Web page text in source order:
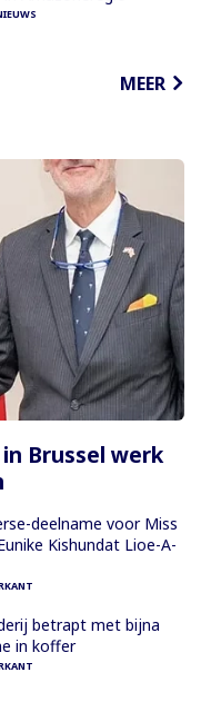
MEER
Brussel werk
deelname voor Miss
Kishundat Lioe-A-
betrapt met bijna
in koffer